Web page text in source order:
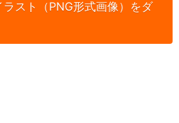
スト（PNG形式画像）をダ